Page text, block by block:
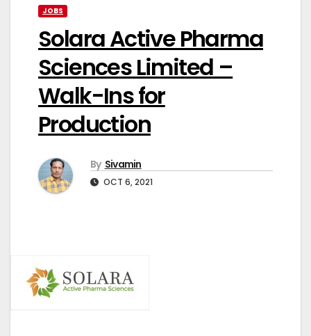
JOBS
Solara Active Pharma
Sciences Limited –
Walk-Ins for
Production
By Sivamin
OCT 6, 2021